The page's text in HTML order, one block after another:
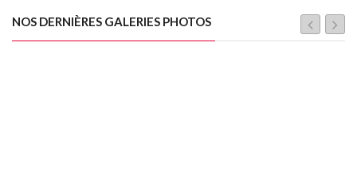
NOS DERNIÈRES GALERIES PHOTOS